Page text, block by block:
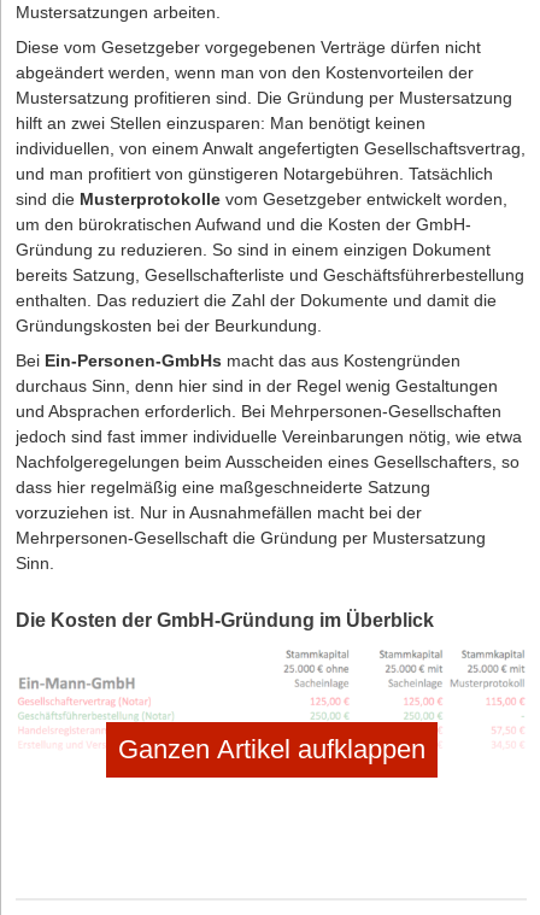
Mustersatzungen arbeiten.
Diese vom Gesetzgeber vorgegebenen Verträge dürfen nicht
abgeändert werden, wenn man von den Kostenvorteilen der
Mustersatzung profitieren sind. Die Gründung per Mustersatzung
hilft an zwei Stellen einzusparen: Man benötigt keinen
individuellen, von einem Anwalt angefertigten Gesellschaftsvertrag,
und man profitiert von günstigeren Notargebühren. Tatsächlich
sind die Musterprotokolle vom Gesetzgeber entwickelt worden,
um den bürokratischen Aufwand und die Kosten der GmbH-
Gründung zu reduzieren. So sind in einem einzigen Dokument
bereits Satzung, Gesellschafterliste und Geschäftsführerbestellung
enthalten. Das reduziert die Zahl der Dokumente und damit die
Gründungskosten bei der Beurkundung.
Bei Ein-Personen-GmbHs macht das aus Kostengründen
durchaus Sinn, denn hier sind in der Regel wenig Gestaltungen
und Absprachen erforderlich. Bei Mehrpersonen-Gesellschaften
jedoch sind fast immer individuelle Vereinbarungen nötig, wie etwa
Nachfolgeregelungen beim Ausscheiden eines Gesellschafters, so
dass hier regelmäßig eine maßgeschneiderte Satzung
vorzuziehen ist. Nur in Ausnahmefällen macht bei der
Mehrpersonen-Gesellschaft die Gründung per Mustersatzung
Sinn.
Die Kosten der GmbH-Gründung im Überblick
Ganzen Artikel aufklappen